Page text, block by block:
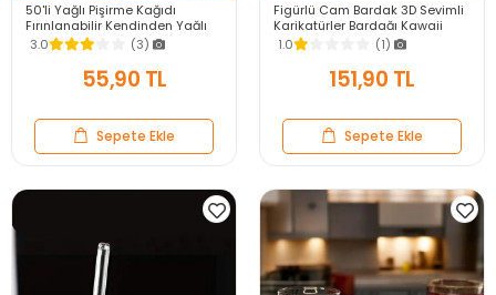
50'li Yağlı Pişirme Kağıdı
Fırınlanabilir Kendinden Yağlı
Fırın Kağıdı Airfryer Kağıdı
40X30
3.0 (3)
55,90 TL
Sepete Ekle
Figürlü Cam Bardak 3D Sevimli
Karikatürler Bardağı Kawaii
Renkli Kulplu Sunum Fincanı
350 ml.
1.0 (1)
151,90 TL
Sepete Ekle